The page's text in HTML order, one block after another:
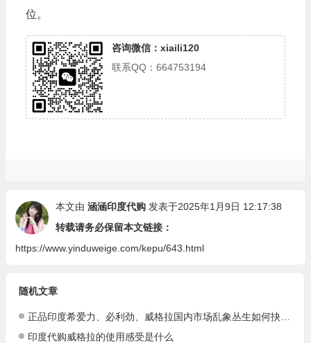
位。
咨询微信：xiaili120
联系QQ：664753194
本文由 涵涵印度代购 发表于2025年1月9日 12:17:38
转载请务必保留本文链接：
https://www.yinduweige.com/kepu/643.html
随机文章
正品印度希爱力、必利劲、威格拉国内市场乱象丛生如何抉择？
印度代购威格拉的使用感受是什么